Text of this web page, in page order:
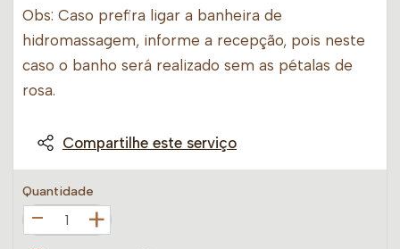
Obs: Caso prefira ligar a banheira de
hidromassagem, informe a recepção, pois neste
caso o banho será realizado sem as pétalas de
rosa.
Compartilhe este serviço
Quantidade
+